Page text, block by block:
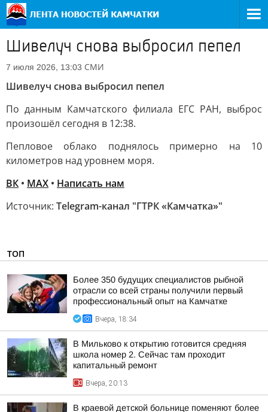
Шивелуч снова выбросил пепел
7 июля 2026, 13:03 СМИ
Шивелуч снова выбросил пепел
По данным Камчатского филиала ЕГС РАН, выброс
произошёл сегодня в 12:38.
Пепловое облако поднялось примерно на 10
километров над уровнем моря.
ВК • МАХ • Написать нам
Источник: Telegram-канал "ГТРК «Камчатка»"
ТОП
Более 350 будущих специалистов рыбной
отрасли со всей страны получили первый
профессиональный опыт на Камчатке
Вчера, 18:34
В Мильково к открытию готовится средняя
школа номер 2. Сейчас там проходит
капитальный ремонт
Вчера, 20:13
В краевой детской больнице поменяют более